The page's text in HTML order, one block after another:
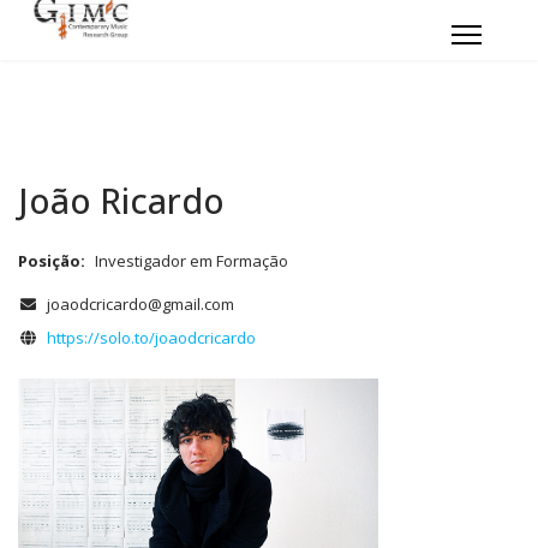
João Ricardo
Posição: Investigador em Formação
COM_CONTACT_EMAIL
joaodcricardo@gmail.com
Website
https://solo.to/joaodcricardo